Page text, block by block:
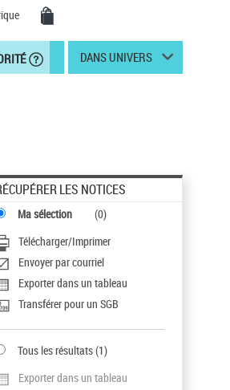
DANS UNIVERS
LES NOTICES
Ma sélection (0)
Télécharger/Imprimer
Envoyer par courriel
Exporter dans un tableau
Transférer pour un SGB
Tous les résultats(1)
Exporter dans un tableau